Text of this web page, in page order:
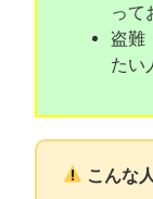
って
盗難
たい
こんな